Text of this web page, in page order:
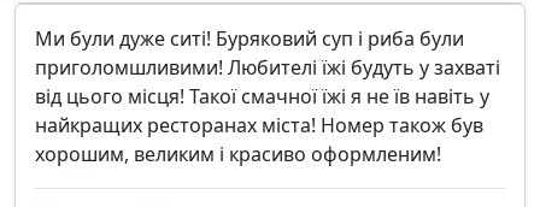
Ми були дуже ситі! Буряковий суп і риба були
приголомшливими! Любителі їжі будуть у захваті
від цього місця! Такої смачної їжі я не їв навіть у
найкращих ресторанах міста! Номер також був
хорошим, великим і красиво оформленим!